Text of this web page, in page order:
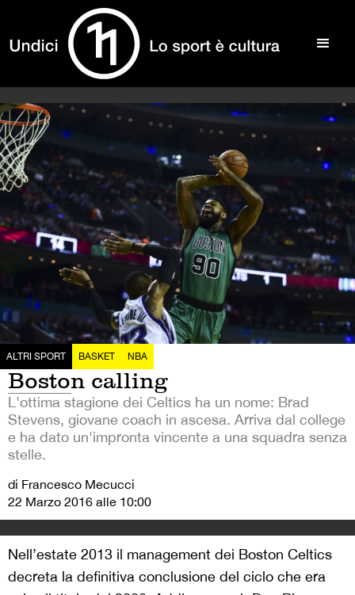
ALTRI SPORT BASKET NBA
Boston calling
L'ottima stagione dei Celtics ha un nome: Brad
Stevens, giovane coach in ascesa. Arriva dal college
e ha dato un'impronta vincente a una squadra senza
stelle.
di Francesco Mecucci
22 Marzo 2016 alle 10:00
Nell’estate 2013 il management dei Boston Celtics
decreta la definitiva conclusione del ciclo che era